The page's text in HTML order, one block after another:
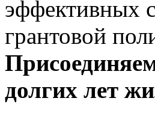
эффективных
грантовой
долгих лет